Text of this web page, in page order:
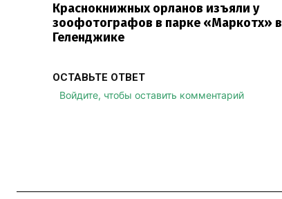
Краснокнижных орланов изъяли у
зоофотографов в парке «Маркотх» в
Геленджике
ОСТАВЬТЕ ОТВЕТ
Войдите, чтобы оставить комментарий